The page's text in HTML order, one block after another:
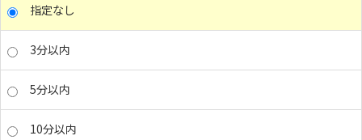
指定なし
3分以内
5分以内
10分以内